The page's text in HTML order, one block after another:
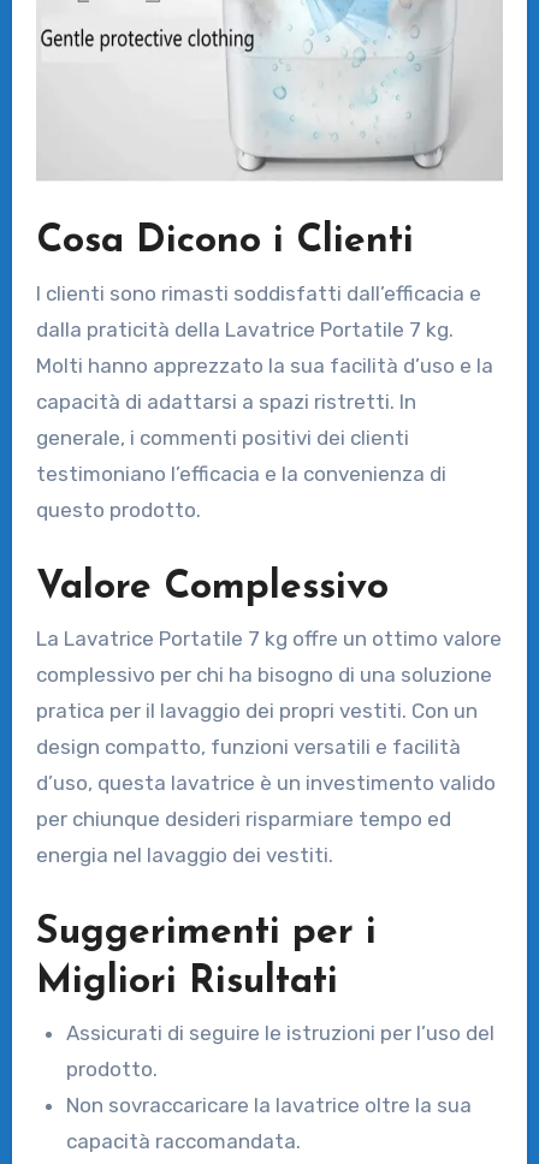
Cosa Dicono i Clienti
I clienti sono rimasti soddisfatti dall’efficacia e
dalla praticità della Lavatrice Portatile 7 kg.
Molti hanno apprezzato la sua facilità d’uso e la
capacità di adattarsi a spazi ristretti. In
generale, i commenti positivi dei clienti
testimoniano l’efficacia e la convenienza di
questo prodotto.
Valore Complessivo
La Lavatrice Portatile 7 kg offre un ottimo valore
complessivo per chi ha bisogno di una soluzione
pratica per il lavaggio dei propri vestiti. Con un
design compatto, funzioni versatili e facilità
d’uso, questa lavatrice è un investimento valido
per chiunque desideri risparmiare tempo ed
energia nel lavaggio dei vestiti.
Suggerimenti per i
Migliori Risultati
Assicurati di seguire le istruzioni per l’uso del
prodotto.
Non sovraccaricare la lavatrice oltre la sua
capacità raccomandata.